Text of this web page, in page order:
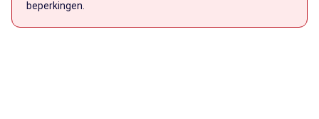
beperkingen.